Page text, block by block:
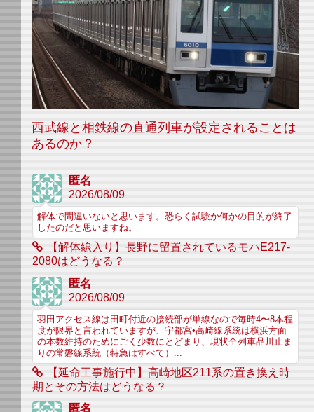
西武線と相鉄線の直通列車が設定されることは
あるのか？
匿名
2026/08/09
解体で間違いないと思います。恐らく試験か何かの目的が終了
したのだと思いますね。
【解体線入り】長野に留置されているモハE217-
2080はどうなる？
匿名
2026/08/09
羽田アクセス線は田町付近の接続部が単線なので毎時4〜8本程
度が限界と言われていますが、宇都宮•高崎線系統は横浜方面
の本数維持のためにごく少数にとどまり、現状全列車品川止ま
りの常磐線系統（特急はすべて）...
【延命工事施行中】高崎地区211系の置き換え時
期とその方法はどうなる？
匿名